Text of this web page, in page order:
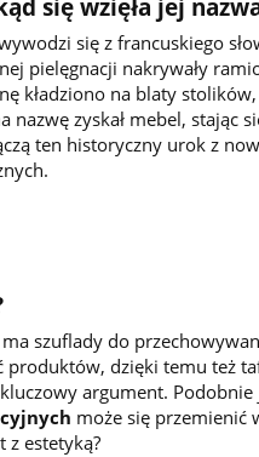
się wzięła jej
się z francuskiego
pielęgnacji nakrywały
kładziono na blaty
nazwę zyskał mebel,
ten historyczny urok z
szuflady do
produktów, dzięki temu
argument.
może się przemienić
z estetyką?